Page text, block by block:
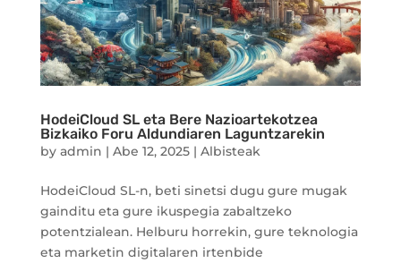
HodeiCloud SL eta Bere Nazioartekotzea
Bizkaiko Foru Aldundiaren Laguntzarekin
by admin | Abe 12, 2025| Albisteak
HodeiCloud SL-n, beti sinetsi dugu gure mugak
gainditu eta gure ikuspegia zabaltzeko
potentzialean. Helburu horrekin, gure teknologia
eta marketin digitalaren irtenbide